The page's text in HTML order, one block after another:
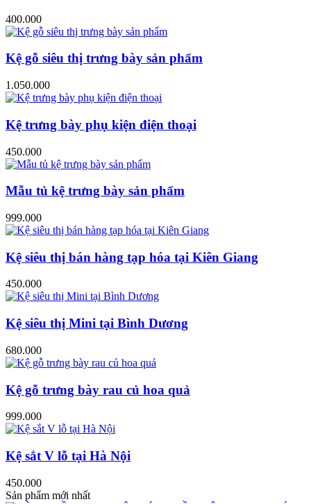
400.000
Kệ gỗ siêu thị trưng bày sản phẩm
1.050.000
Kệ trưng bày phụ kiện điện thoại
450.000
Mẫu tủ kệ trưng bày sản phẩm
999.000
Kệ siêu thị bán hàng tạp hóa tại Kiên Giang
450.000
Kệ siêu thị Mini tại Bình Dương
680.000
Kệ gỗ trưng bày rau củ hoa quả
999.000
Kệ sắt V lỗ tại Hà Nội
450.000
Sản phẩm mới nhất